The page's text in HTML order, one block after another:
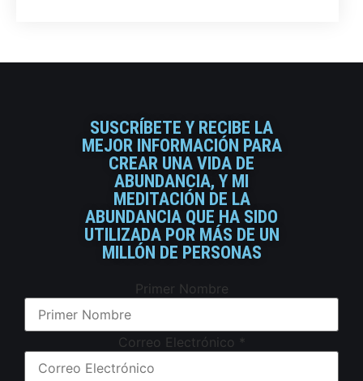
SUSCRÍBETE Y RECIBE LA
MEJOR INFORMACIÓN PARA
CREAR UNA VIDA DE
ABUNDANCIA, Y MI
MEDITACIÓN DE LA
ABUNDANCIA QUE HA SIDO
UTILIZADA POR MÁS DE UN
MILLÓN DE PERSONAS
Primer Nombre
Correo Electrónico *